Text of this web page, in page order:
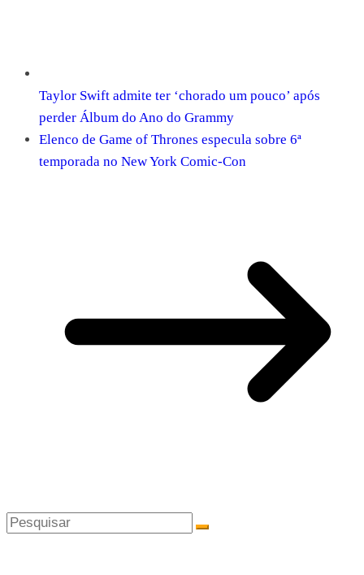
Taylor Swift admite ter ‘chorado um pouco’ após
perder Álbum do Ano do Grammy
Elenco de Game of Thrones especula sobre 6ª
temporada no New York Comic-Con